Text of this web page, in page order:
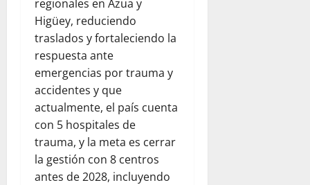
regionales en Azua y
Higüey, reduciendo
traslados y fortaleciendo la
respuesta ante
emergencias por trauma y
accidentes y que
actualmente, el país cuenta
con 5 hospitales de
trauma, y la meta es cerrar
la gestión con 8 centros
antes de 2028, incluyendo